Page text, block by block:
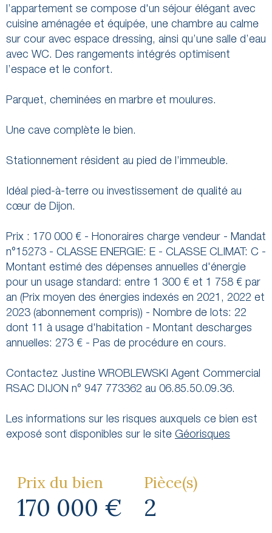
l’appartement se compose d'un séjour élégant avec
cuisine aménagée et équipée, une chambre au calme
sur cour avec espace dressing, ainsi qu’une salle d’eau
avec WC. Des rangements intégrés optimisent
l’espace et le confort.
Parquet, cheminées en marbre et moulures.
Une cave complète le bien.
Stationnement résident au pied de l’immeuble.
Idéal pied-à-terre ou investissement de qualité au
cœur de Dijon.
Prix : 170 000 € - Honoraires charge vendeur - Mandat
n°15273 - CLASSE ENERGIE: E - CLASSE CLIMAT: C -
Montant estimé des dépenses annuelles d'énergie
pour un usage standard: entre 1 300 € et 1 758 € par
an (Prix moyen des énergies indexés en 2021, 2022 et
2023 (abonnement compris)) - Nombre de lots: 22
dont 11 à usage d'habitation - Montant descharges
annuelles: 273 € - Pas de procédure en cours.
Contactez Justine WROBLEWSKI Agent Commercial
RSAC DIJON n° 947 773362 au 06.85.50.09.36.
Les informations sur les risques auxquels ce bien est
exposé sont disponibles sur le site Géorisques
Prix du bien
170 000 €
Pièce(s)
2